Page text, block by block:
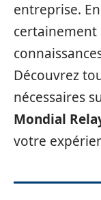
entreprise.
Découvrez
nécessaires
Mondial
votre